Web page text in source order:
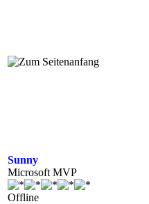
Sunny
Microsoft MVP
Offline